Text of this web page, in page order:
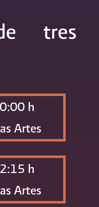
tres
h
Artes
h
Artes